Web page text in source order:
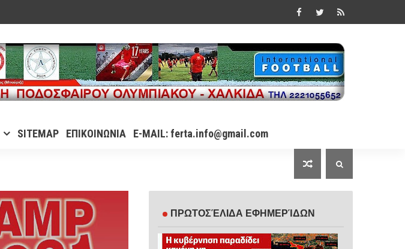
SITEMAP ΕΠΙΚΟΙΝΩΝΙΑ E-MAIL: ferta.info@gmail.com
ΠΡΩΤΟΣΈΛΙΔΑ ΕΦΗΜΕΡΊΔΩΝ